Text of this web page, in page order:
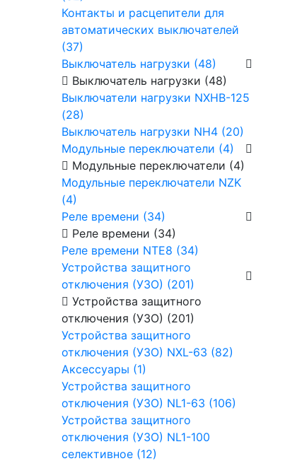
Контакты и расцепители для
автоматических выключателей
(37)
Выключатель нагрузки (48)
Выключатель нагрузки (48)
Выключатели нагрузки NXHB-125
(28)
Выключатель нагрузки NH4 (20)
Модульные переключатели (4)
Модульные переключатели (4)
Модульные переключатели NZK
(4)
Реле времени (34)
Реле времени (34)
Реле времени NTE8 (34)
Устройства защитного
отключения (УЗО) (201)
Устройства защитного
отключения (УЗО) (201)
Устройства защитного
отключения (УЗО) NXL-63 (82)
Аксессуары (1)
Устройства защитного
отключения (УЗО) NL1-63 (106)
Устройства защитного
отключения (УЗО) NL1-100
селективное (12)